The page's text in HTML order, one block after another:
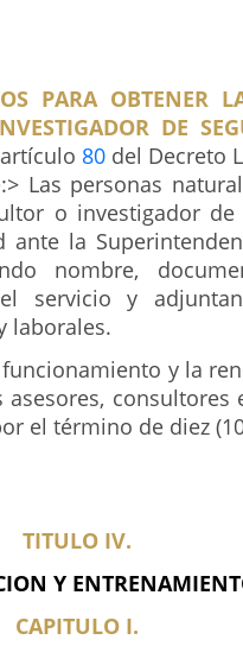
PARA OBTENER
DE
80 del Decreto
Las personas
o investigador de
ante la
nombre,
servicio y
laborales.
y la
consultores
el término de diez
TITULO IV.
Y
CAPITULO I.